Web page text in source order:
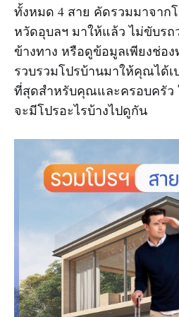
ทั้งหมด 4 สาย คัดรวมมาจาก
หวัดอุบลฯ มาให้แล้ว ไม่ขับร
ข้างทาง หรือดูข้อมูลเพียงช่อง
รวบรวมโปรบ้านมาให้คุณได้เ
ที่สุดสำหรับคุณและครอบครัว
จะมีโปรอะไรบ้างไปดูกัน